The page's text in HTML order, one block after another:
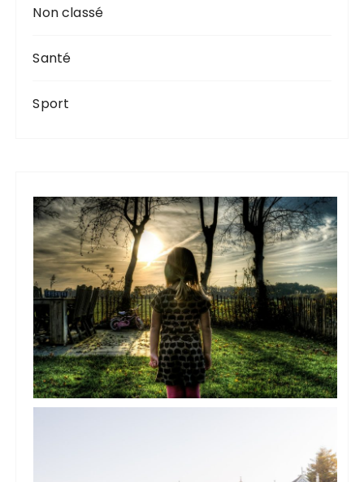
Non classé
Santé
Sport